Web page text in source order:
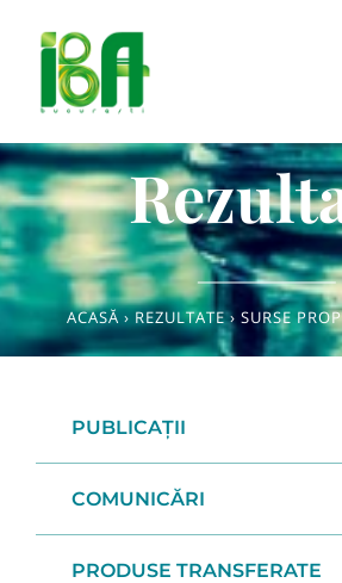
ACASĂ › REZULTATE › SURSE
PUBLICAȚII
COMUNICĂRI
PRODUSE TRANSFERATE